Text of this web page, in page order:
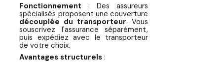
Fonctionnement : Des assureurs
spécialisés proposent une couverture
découplée du transporteur. Vous
souscrivez l'assurance séparément,
puis expédiez avec le transporteur
de votre choix.
Avantages structurels :